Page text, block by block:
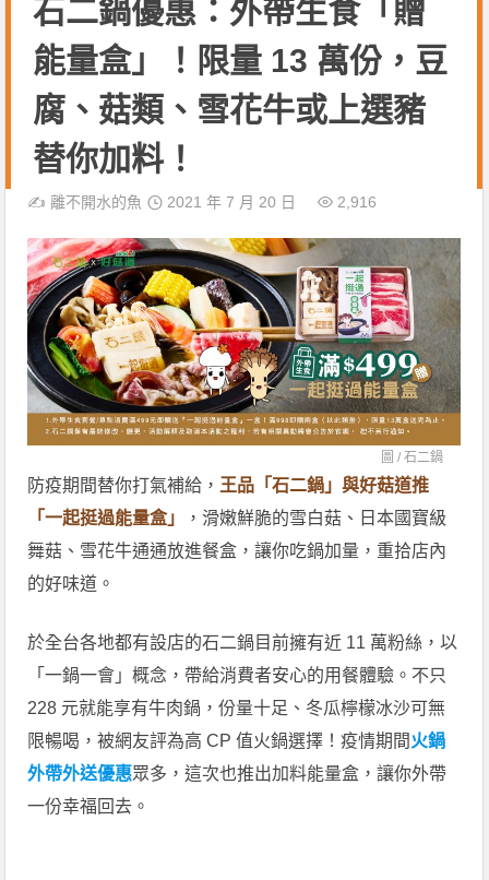
石二鍋優惠：外帶生食「贈
能量盒」！限量 13 萬份，豆
腐、菇類、雪花牛或上選豬
替你加料！
✍️離不開水的魚 2021 年 7 月 20 日 2,916
圖 /石二鍋
防疫期間替你打氣補給， 王品「石二鍋」與好菇道推
「一起挺過能量盒」
，滑嫩鮮脆的雪白菇、日本國寶級
舞菇、雪花牛通通放進餐盒，讓你吃鍋加量，重拾店內
的好味道。
於全台各地都有設店的石二鍋目前擁有近 11 萬粉絲，以
「一鍋一會」概念，帶給消費者安心的用餐體驗。不只
228 元就能享有牛肉鍋，份量十足、冬瓜檸檬冰沙可無
限暢喝，被網友評為高 CP 值火鍋選擇！疫情期間火鍋
外帶外送優惠眾多，這次也推出加料能量盒，讓你外帶
一份幸福回去。